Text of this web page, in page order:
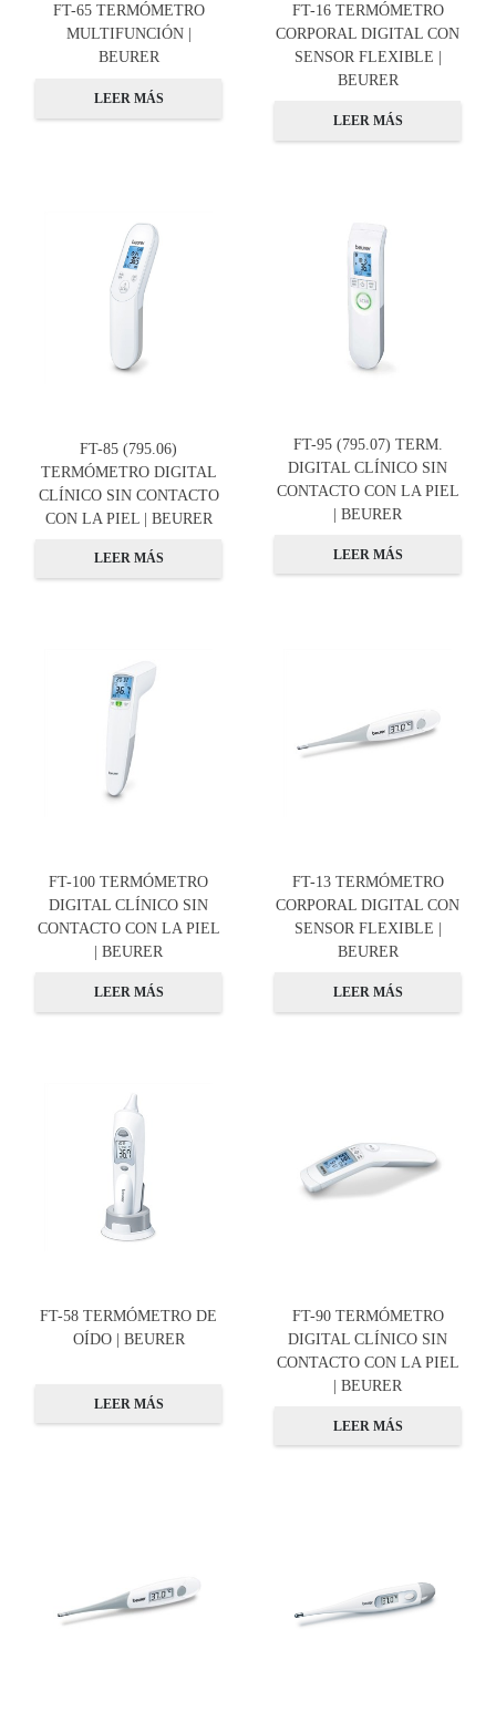
FT-65 TERMÓMETRO
MULTIFUNCIÓN |
BEURER
LEER MÁS
FT-16 TERMÓMETRO
CORPORAL DIGITAL CON
SENSOR FLEXIBLE |
BEURER
LEER MÁS
FT-85 (795.06)
TERMÓMETRO DIGITAL
CLÍNICO SIN CONTACTO
CON LA PIEL | BEURER
LEER MÁS
FT-95 (795.07) TERM.
DIGITAL CLÍNICO SIN
CONTACTO CON LA PIEL
| BEURER
LEER MÁS
FT-100 TERMÓMETRO
DIGITAL CLÍNICO SIN
CONTACTO CON LA PIEL
| BEURER
LEER MÁS
FT-13 TERMÓMETRO
CORPORAL DIGITAL CON
SENSOR FLEXIBLE |
BEURER
LEER MÁS
FT-58 TERMÓMETRO DE
OÍDO | BEURER
LEER MÁS
FT-90 TERMÓMETRO
DIGITAL CLÍNICO SIN
CONTACTO CON LA PIEL
| BEURER
LEER MÁS